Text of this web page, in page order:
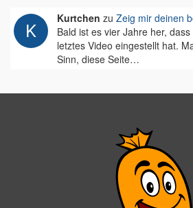
Kurtchen zu Zeig mir deinen
Bald ist es vier Jahre her,
letztes Video eingestellt hat.
Sinn, diese Seite…